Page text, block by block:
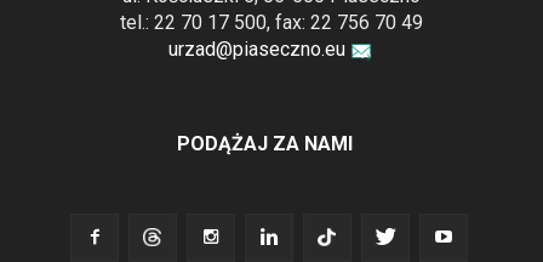
tel.: 22 70 17 500, fax: 22 756 70 49
urzad@piaseczno.eu
PODĄŻAJ ZA NAMI